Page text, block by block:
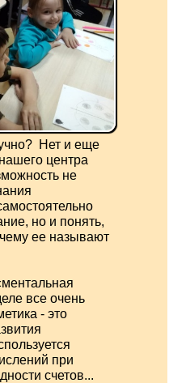
Нет и еще
центра
не
но и понять,
ее называют
все очень
- это
при
счетов...